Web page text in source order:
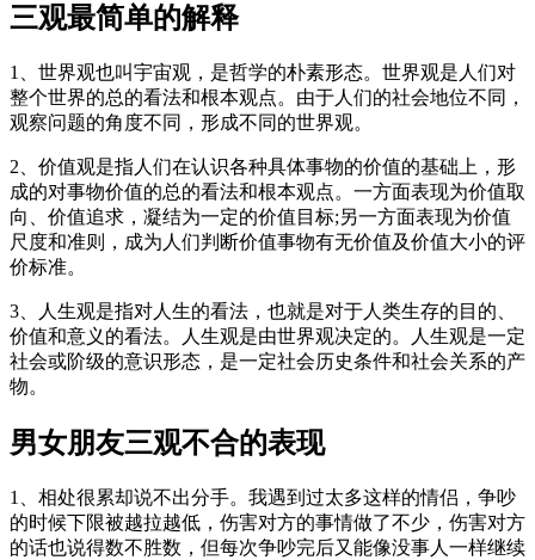
三观最简单的解释
1、世界观也叫宇宙观，是哲学的朴素形态。世界观是人们对
整个世界的总的看法和根本观点。由于人们的社会地位不同，
观察问题的角度不同，形成不同的世界观。
2、价值观是指人们在认识各种具体事物的价值的基础上，形
成的对事物价值的总的看法和根本观点。一方面表现为价值取
向、价值追求，凝结为一定的价值目标;另一方面表现为价值
尺度和准则，成为人们判断价值事物有无价值及价值大小的评
价标准。
3、人生观是指对人生的看法，也就是对于人类生存的目的、
价值和意义的看法。人生观是由世界观决定的。人生观是一定
社会或阶级的意识形态，是一定社会历史条件和社会关系的产
物。
男女朋友三观不合的表现
1、相处很累却说不出分手。我遇到过太多这样的情侣，争吵
的时候下限被越拉越低，伤害对方的事情做了不少，伤害对方
的话也说得数不胜数，但每次争吵完后又能像没事人一样继续